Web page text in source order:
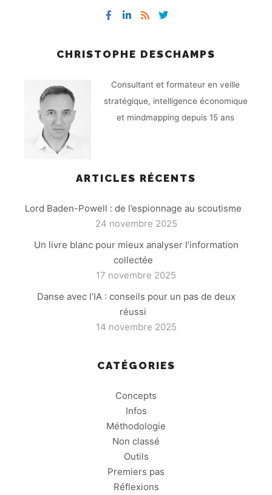
CHRISTOPHE DESCHAMPS
Consultant et formateur en veille
stratégique, intelligence économique
et mindmapping depuis 15 ans
ARTICLES RÉCENTS
Lord Baden-Powell : de l’espionnage au scoutisme
24 novembre 2025
Un livre blanc pour mieux analyser l’information
collectée
17 novembre 2025
Danse avec l’IA : conseils pour un pas de deux
réussi
14 novembre 2025
CATÉGORIES
Concepts
Infos
Méthodologie
Non classé
Outils
Premiers pas
Réflexions